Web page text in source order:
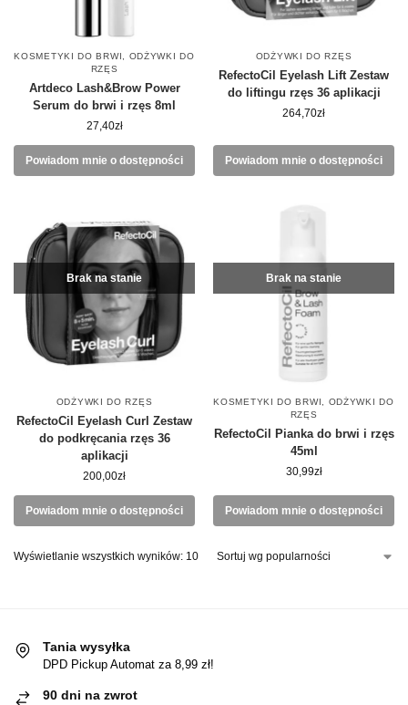
KOSMETYKI DO BRWI
ODŻYWKI DO
RZĘS
Artdeco Lash&Brow Power
Serum do brwi i rzęs 8ml
27,40zł
Powiadom mnie o dostępności
ODŻYWKI DO RZĘS
RefectoCil Eyelash Lift Zestaw
do liftingu rzęs 36 aplikacji
264,70zł
Powiadom mnie o dostępności
Brak na stanie
ODŻYWKI DO RZĘS
RefectoCil Eyelash Curl Zestaw
do podkręcania rzęs 36
aplikacji
200,00zł
Powiadom mnie o dostępności
Brak na stanie
KOSMETYKI DO BRWI
ODŻYWKI DO
RZĘS
RefectoCil Pianka do brwi i rzęs
45ml
30,99zł
Powiadom mnie o dostępności
Wyświetlanie wszystkich wyników: 10
Tania wysyłka
DPD Pickup Automat za 8,99 zł!
90 dni na zwrot